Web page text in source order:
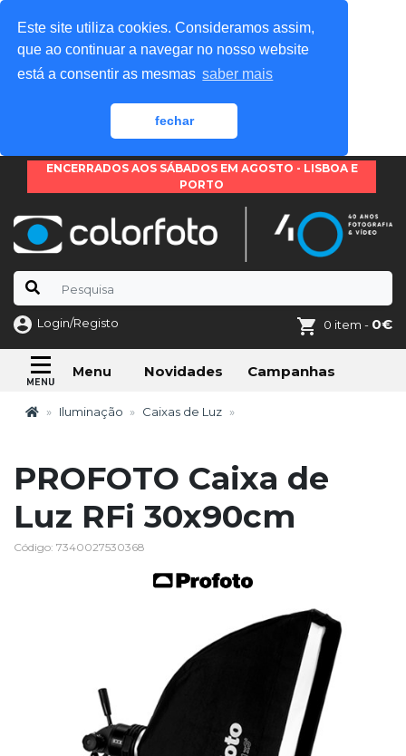
Este site utiliza cookies. Consideramos assim,
que ao continuar a navegar no nosso website
está a consentir as mesmas saber mais
fechar
ENCERRADOS AOS SÁBADOS EM AGOSTO - LISBOA E
PORTO
Login/Registo 0 item - 0€
Menu Novidades Campanhas
Iluminação Caixas de Luz
PROFOTO Caixa de
Luz RFi 30x90cm
Código: 7340027530368